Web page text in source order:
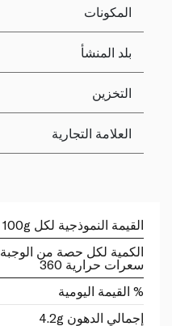
المكونات
بلد المنشأ
التخزين
العلامة التجارية
القيمة النموذجية لكل 100g
الكمية لكل حصة من الوجبة
سعرات حرارية 360
% القيمة اليومية
إجمالي الدهون 4.2g